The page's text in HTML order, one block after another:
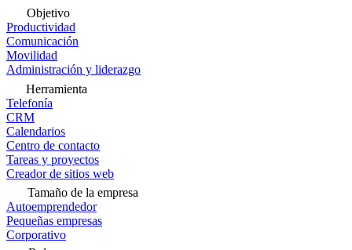
Objetivo
Productividad
Comunicación
Movilidad
Administración y liderazgo
Herramienta
Telefonía
CRM
Calendarios
Centro de contacto
Tareas y proyectos
Creador de sitios web
Tamaño de la empresa
Autoemprendedor
Pequeñas empresas
Corporativo